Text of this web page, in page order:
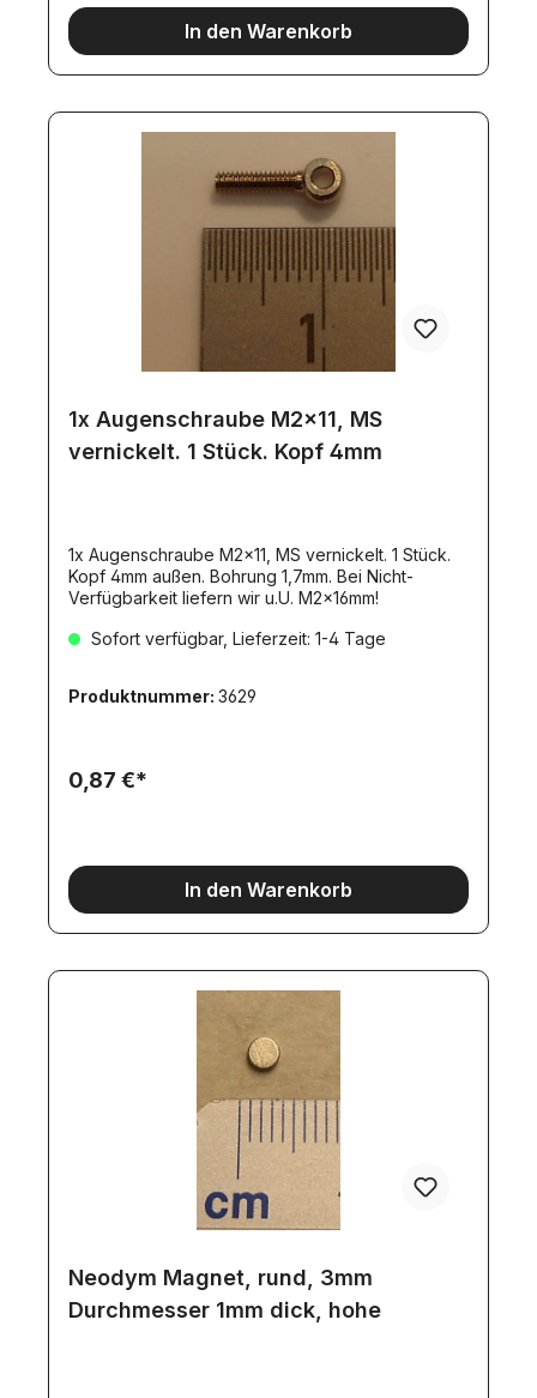
In den Warenkorb
1x Augenschraube M2x11, MS
vernickelt. 1 Stück. Kopf 4mm
1x Augenschraube M2x11, MS vernickelt. 1 Stück.
Kopf 4mm außen. Bohrung 1,7mm. Bei Nicht-
Verfügbarkeit liefern wir u.U. M2x16mm!
Sofort verfügbar, Lieferzeit: 1-4 Tage
Produktnummer: 3629
0,87 €*
In den Warenkorb
Neodym Magnet, rund, 3mm
Durchmesser 1mm dick, hohe